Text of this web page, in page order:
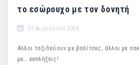
το εσώρουχο με τον δονητή
07 Αυγούστου 2026
Αλλοι ταξιδεύουν με βαλίτσες, άλλοι με
με… εκπλήξεις!